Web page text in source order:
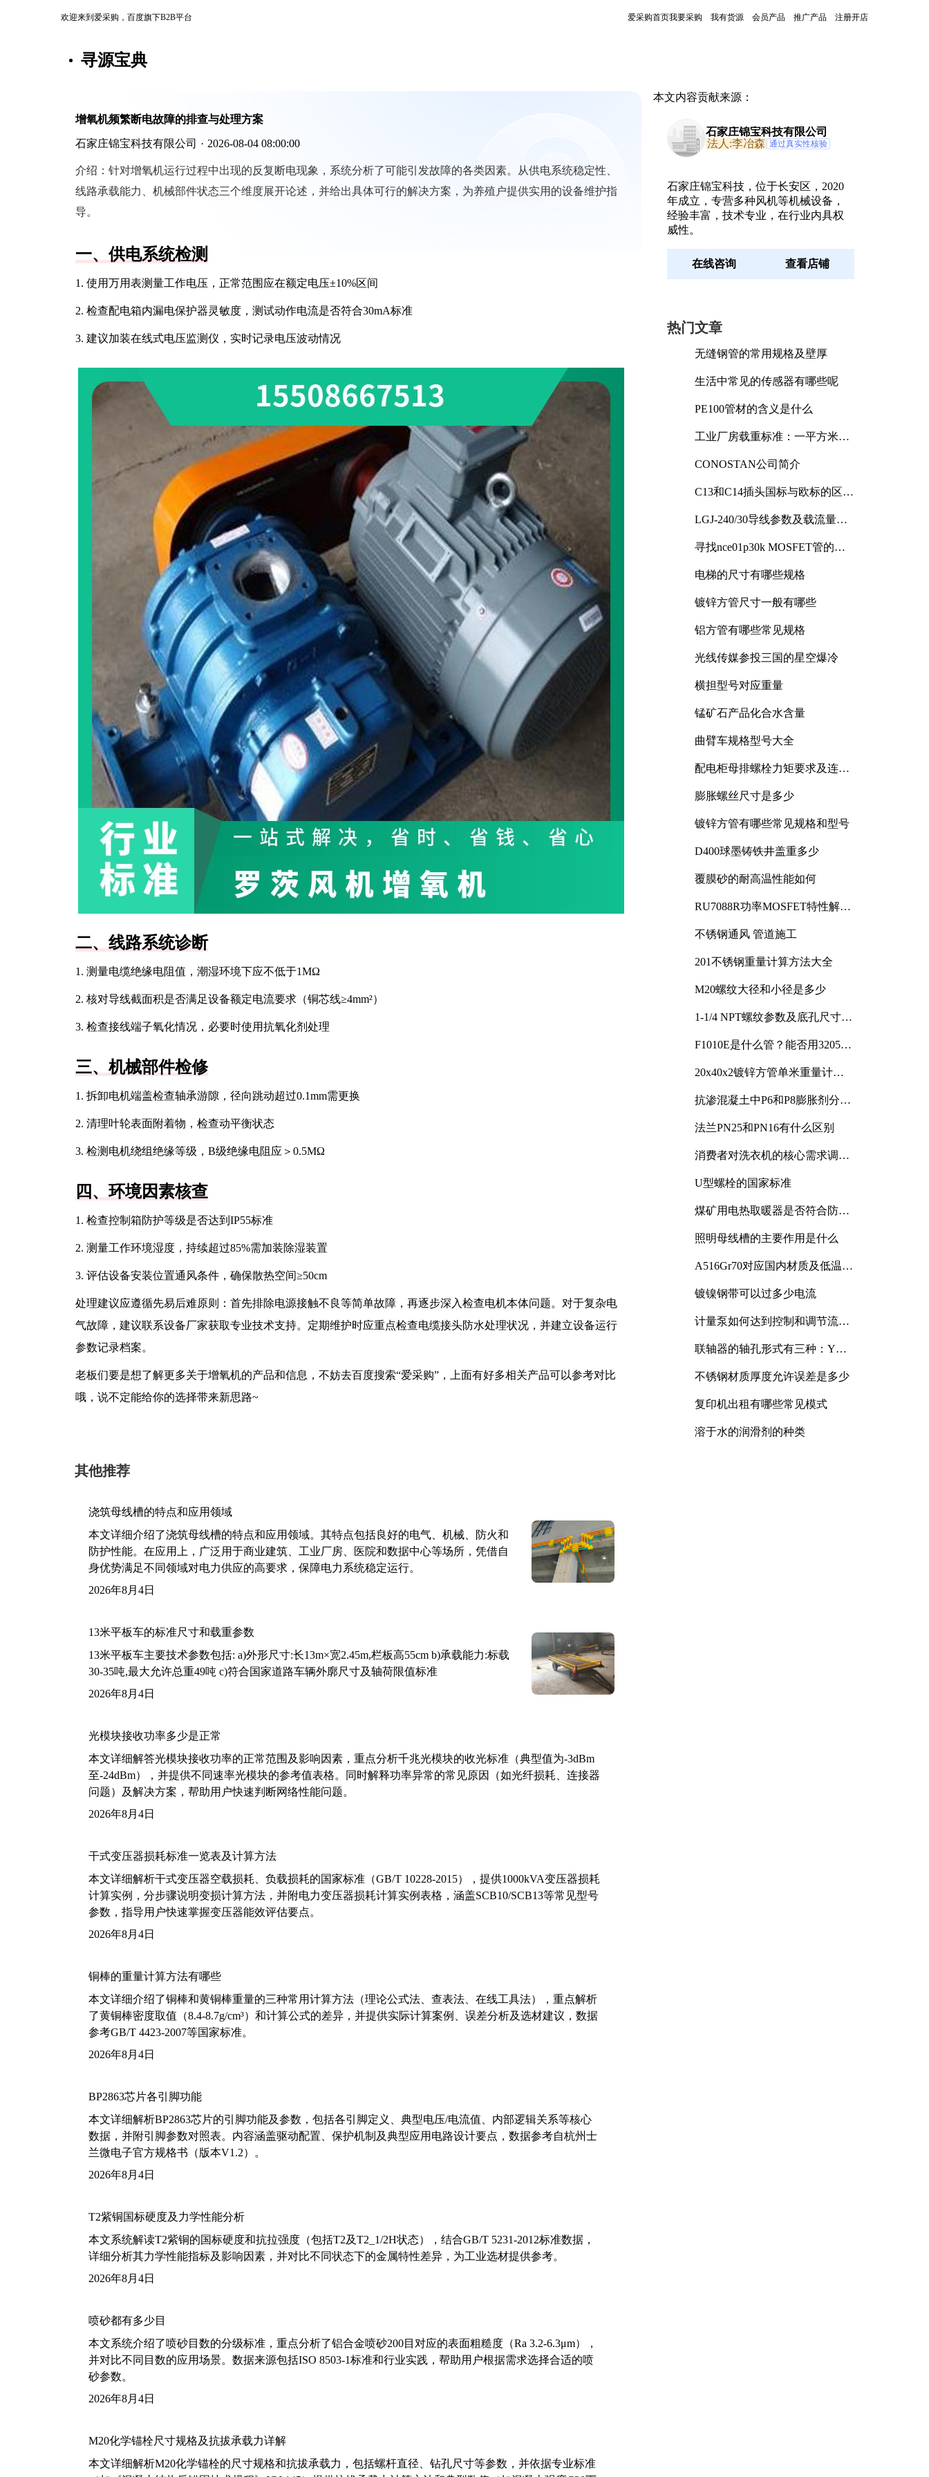
欢迎来到爱采购，百度旗下B2B平台 爱采购首页我要采购 我有货源 会员产品 推广产品 注册开店
寻源宝典
增氧机频繁断电故障的排查与处理方案
石家庄锦宝科技有限公司 · 2026-08-04 08:00:00
介绍： 针对增氧机运行过程中出现的反复断电现象，系统分析了可能引发故障的各类因素。从供电系统稳定性、
线路承载能力、机械部件状态三个维度展开论述，并给出具体可行的解决方案，为养殖户提供实用的设备维护指
导。
一、供电系统检测
1. 使用万用表测量工作电压，正常范围应在额定电压±10%区间
2. 检查配电箱内漏电保护器灵敏度，测试动作电流是否符合30mA标准
3. 建议加装在线式电压监测仪，实时记录电压波动情况
二、线路系统诊断
1. 测量电缆绝缘电阻值，潮湿环境下应不低于1MΩ
2. 核对导线截面积是否满足设备额定电流要求（铜芯线≥4mm²）
3. 检查接线端子氧化情况，必要时使用抗氧化剂处理
三、机械部件检修
1. 拆卸电机端盖检查轴承游隙，径向跳动超过0.1mm需更换
2. 清理叶轮表面附着物，检查动平衡状态
3. 检测电机绕组绝缘等级，B级绝缘电阻应＞0.5MΩ
四、环境因素核查
1. 检查控制箱防护等级是否达到IP55标准
2. 测量工作环境湿度，持续超过85%需加装除湿装置
3. 评估设备安装位置通风条件，确保散热空间≥50cm
处理建议应遵循先易后难原则：首先排除电源接触不良等简单故障，再逐步深入检查电机本体问题。对于复杂电
气故障，建议联系设备厂家获取专业技术支持。定期维护时应重点检查电缆接头防水处理状况，并建立设备运行
参数记录档案。
老板们要是想了解更多关于增氧机的产品和信息，不妨去百度搜索“爱采购”，上面有好多相关产品可以参考对比
哦，说不定能给你的选择带来新思路~
其他推荐
浇筑母线槽的特点和应用领域
本文详细介绍了浇筑母线槽的特点和应用领域。其特点包括良好的电气、机械、防火和
防护性能。在应用上，广泛用于商业建筑、工业厂房、医院和数据中心等场所，凭借自
身优势满足不同领域对电力供应的高要求，保障电力系统稳定运行。
2026年8月4日
13米平板车的标准尺寸和载重参数
13米平板车主要技术参数包括: a)外形尺寸:长13m×宽2.45m,栏板高55cm b)承载能力:标载
30-35吨,最大允许总重49吨 c)符合国家道路车辆外廓尺寸及轴荷限值标准
2026年8月4日
光模块接收功率多少是正常
本文详细解答光模块接收功率的正常范围及影响因素，重点分析千兆光模块的收光标准（典型值为-3dBm
至-24dBm），并提供不同速率光模块的参考值表格。同时解释功率异常的常见原因（如光纤损耗、连接器
问题）及解决方案，帮助用户快速判断网络性能问题。
2026年8月4日
干式变压器损耗标准一览表及计算方法
本文详细解析干式变压器空载损耗、负载损耗的国家标准（GB/T 10228-2015），提供1000kVA变压器损耗
计算实例，分步骤说明变损计算方法，并附电力变压器损耗计算实例表格，涵盖SCB10/SCB13等常见型号
参数，指导用户快速掌握变压器能效评估要点。
2026年8月4日
铜棒的重量计算方法有哪些
本文详细介绍了铜棒和黄铜棒重量的三种常用计算方法（理论公式法、查表法、在线工具法），重点解析
了黄铜棒密度取值（8.4-8.7g/cm³）和计算公式的差异，并提供实际计算案例、误差分析及选材建议，数据
参考GB/T 4423-2007等国家标准。
2026年8月4日
BP2863芯片各引脚功能
本文详细解析BP2863芯片的引脚功能及参数，包括各引脚定义、典型电压/电流值、内部逻辑关系等核心
数据，并附引脚参数对照表。内容涵盖驱动配置、保护机制及典型应用电路设计要点，数据参考自杭州士
兰微电子官方规格书（版本V1.2）。
2026年8月4日
T2紫铜国标硬度及力学性能分析
本文系统解读T2紫铜的国标硬度和抗拉强度（包括T2及T2_1/2H状态），结合GB/T 5231-2012标准数据，
详细分析其力学性能指标及影响因素，并对比不同状态下的金属特性差异，为工业选材提供参考。
2026年8月4日
喷砂都有多少目
本文系统介绍了喷砂目数的分级标准，重点分析了铝合金喷砂200目对应的表面粗糙度（Ra 3.2-6.3μm），
并对比不同目数的应用场景。数据来源包括ISO 8503-1标准和行业实践，帮助用户根据需求选择合适的喷
砂参数。
2026年8月4日
M20化学锚栓尺寸规格及抗拔承载力详解
本文详细解析M20化学锚栓的尺寸规格和抗拔承载力，包括螺杆直径、钻孔尺寸等参数，并依据专业标准
本文内容贡献来源：
石家庄锦宝科技有限公司
法人:李冶森 通过真实性核验
石家庄锦宝科技，位于长安区，2020
年成立，专营多种风机等机械设备，
经验丰富，技术专业，在行业内具权
威性。
在线咨询 查看店铺
热门文章
无缝钢管的常用规格及壁厚
生活中常见的传感器有哪些呢
PE100管材的含义是什么
工业厂房载重标准：一平方米能
CONOSTAN公司简介
C13和C14插头国标与欧标的区别
LGJ-240/30导线参数及载流量解
寻找nce01p30k MOSFET管的合
电梯的尺寸有哪些规格
镀锌方管尺寸一般有哪些
铝方管有哪些常见规格
光线传媒参投三国的星空爆冷
横担型号对应重量
锰矿石产品化合水含量
曲臂车规格型号大全
配电柜母排螺栓力矩要求及连接
膨胀螺丝尺寸是多少
镀锌方管有哪些常见规格和型号
D400球墨铸铁井盖重多少
覆膜砂的耐高温性能如何
RU7088R功率MOSFET特性解析
不锈钢通风 管道施工
201不锈钢重量计算方法大全
M20螺纹大径和小径是多少
1-1/4 NPT螺纹参数及底孔尺寸详
F1010E是什么管？能否用3205或
20x40x2镀锌方管单米重量计算
抗渗混凝土中P6和P8膨胀剂分别
法兰PN25和PN16有什么区别
消费者对洗衣机的核心需求调研
U型螺栓的国家标准
煤矿用电热取暖器是否符合防爆
照明母线槽的主要作用是什么
A516Gr70对应国内材质及低温冲
镀镍钢带可以过多少电流
计量泵如何达到控制和调节流量
联轴器的轴孔形式有三种：Y
不锈钢材质厚度允许误差是多少
复印机出租有哪些常见模式
溶于水的润滑剂的种类